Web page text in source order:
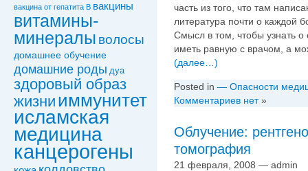
вакцинa от гепатита В вакцины
витамины-
минералы волосы
домашнее обучение
домашние роды дуа
здоровый образ
жизни иммунитет
исламская
медицина
канцерогены
часть из того, что там
литература почти о каждой
Смысл в том, чтобы узнать
иметь равную с врачом, а
(далее…)
Posted in — Опасности
Комментариев нет»
Облучение:
томография
21 февраля, 2008 — admin